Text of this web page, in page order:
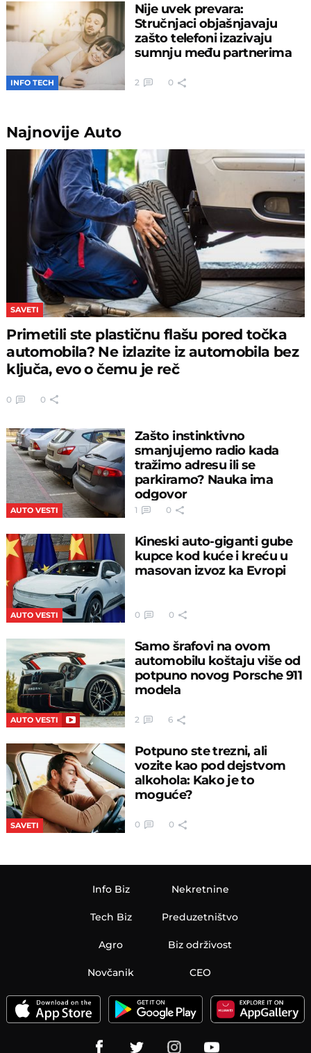
INFO TECH
Nije uvek prevara:
Stručnjaci objašnjavaju
zašto telefoni izazivaju
sumnju među partnerima
2 0
NajnovijeAuto
SAVETI
Primetili ste plastičnu flašu pored točka
automobila? Ne izlazite iz automobila bez
ključa, evo o čemu je reč
0 0
AUTO VESTI
Zašto instinktivno
smanjujemo radio kada
tražimo adresu ili se
parkiramo? Nauka ima
odgovor
1 0
AUTO VESTI
Kineski auto-giganti gube
kupce kod kuće i kreću u
masovan izvoz ka Evropi
0 0
AUTO VESTI
Samo šrafovi na ovom
automobilu koštaju više od
potpuno novog Porsche 911
modela
2 6
SAVETI
Potpuno ste trezni, ali
vozite kao pod dejstvom
alkohola: Kako je to
moguće?
0 0
Info Biz
Tech Biz
Agro
Nekretnine
Preduzetništvo
Biz održivost
Novčanik CEO